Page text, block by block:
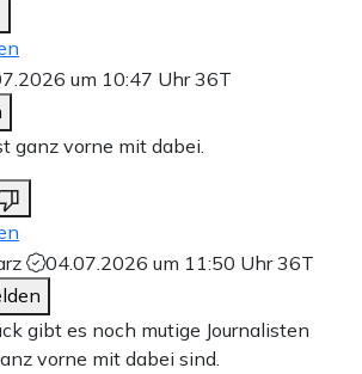
um 10:47 Uhr36T
ganz vorne mit dabei.
04.07.2026 um 11:50 Uhr36T
gibt es noch mutige Journalisten
vorne mit dabei sind.